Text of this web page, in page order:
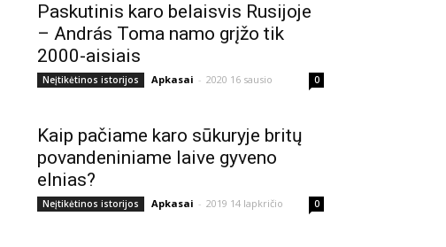
Paskutinis karo belaisvis Rusijoje
– András Toma namo grįžo tik
2000-aisiais
Neįtikėtinos istorijos Apkasai - 2020 16 sausio 0
Kaip pačiame karo sūkuryje britų
povandeniniame laive gyveno
elnias?
Neįtikėtinos istorijos Apkasai - 2019 14 lapkričio 0